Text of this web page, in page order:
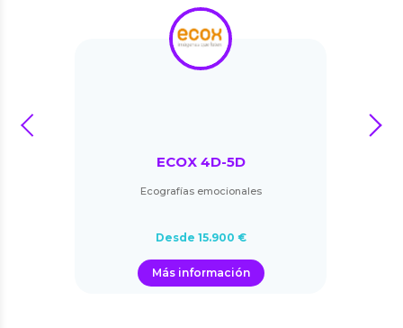
ECOX 4D-5D
Ecografías emocionales
Desde 15.900 €
Más información
prev next